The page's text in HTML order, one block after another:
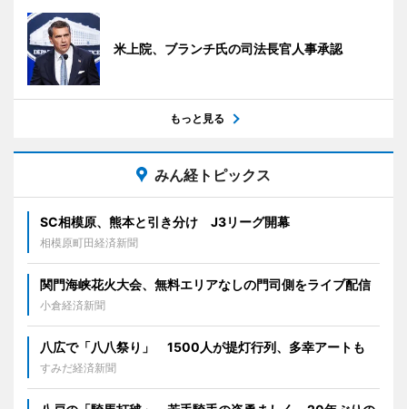
米上院、ブランチ氏の司法長官人事承認
もっと見る
みん経トピックス
SC相模原、熊本と引き分け J3リーグ開幕
相模原町田経済新聞
関門海峡花火大会、無料エリアなしの門司側をライブ配信
小倉経済新聞
八広で「八八祭り」 1500人が提灯行列、多幸アートも
すみだ経済新聞